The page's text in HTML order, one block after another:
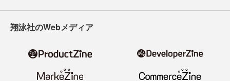
翔泳社のWebメディア